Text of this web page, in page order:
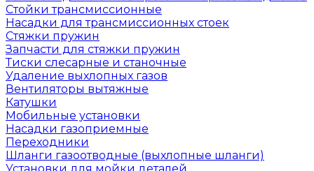
Стойки трансмиссионные
Насадки для трансмиссионных стоек
Стяжки пружин
Запчасти для стяжки пружин
Тиски слесарные и станочные
Удаление выхлопных газов
Вентиляторы вытяжные
Катушки
Мобильные установки
Насадки газоприемные
Переходники
Шланги газоотводные (выхлопные шланги)